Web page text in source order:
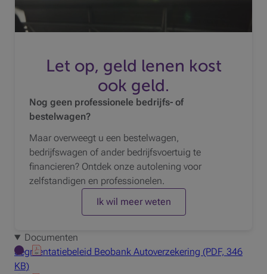
Let op, geld lenen kost
ook geld.
Nog geen professionele bedrijfs- of
bestelwagen?
Maar overweegt u een bestelwagen,
bedrijfswagen of ander bedrijfsvoertuig te
financieren? Ontdek onze autolening voor
zelfstandigen en professionelen.
Ik wil meer weten
Documenten
Segmentatiebeleid Beobank Autoverzekering (PDF, 346
KB)